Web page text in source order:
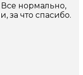
нормально,
за что спасибо.